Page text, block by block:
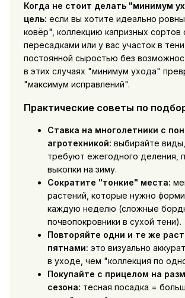
Когда не стоит делать "минимум
цель: если вы хотите идеально
ковёр", коллекцию капризных сортов
пересадками или у вас участок в
постоянной сыростью без
в этих случаях "минимум ухода"
"максимум исправлений".
Практические советы по
Ставка на многолетники с
агротехникой: выбирайте
требуют ежегодного деления,
выкопки на зиму.
Сократите "тонкие" места:
растений, которые нужно
каждую неделю (сложные
почвопокровники в сухой тени).
Повторяйте одни и те же
пятнами: это визуально
в уходе, чем "коллекция по
Покупайте с прицелом на
сезона: тесная посадка =